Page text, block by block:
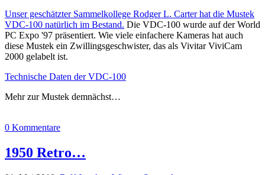
Unser geschätzter Sammelkollege Rodger L. Carter hat die Mustek
VDC-100 natürlich im Bestand. Die VDC-100 wurde auf der World
PC Expo '97 präsentiert. Wie viele einfachere Kameras hat auch
diese Mustek ein Zwillingsgeschwister, das als Vivitar ViviCam
2000 gelabelt ist.
Technische Daten der VDC-100
Mehr zur Mustek demnächst…
0 Kommentare
1950 Retro…